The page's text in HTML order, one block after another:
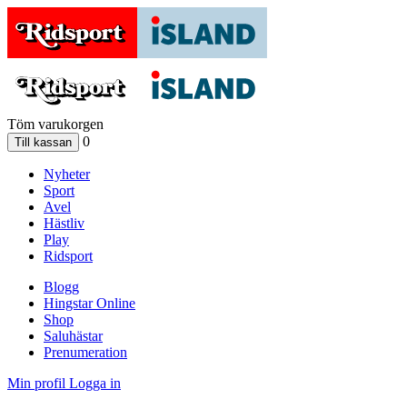
Töm varukorgen
0
Nyheter
Sport
Avel
Hästliv
Play
Ridsport
Blogg
Hingstar Online
Shop
Saluhästar
Prenumeration
Min profil Logga in